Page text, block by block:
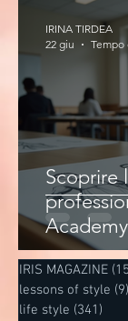
Scoprire
IRINA TIRDEA
22 giu
Tempo
IRIS MAGAZINE
lessons of style (9)
life style (341)